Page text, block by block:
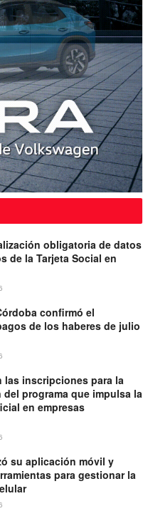
obligatoria de datos
de la Tarjeta Social en
confirmó el
de los haberes de julio
las inscripciones para la
programa que impulsa la
en empresas
su aplicación móvil y
para gestionar la